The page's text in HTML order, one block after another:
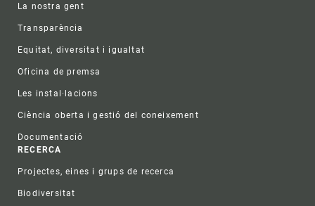
La nostra gent
Transparència
Equitat, diversitat i igualtat
Oficina de premsa
Les instal·lacions
Ciència oberta i gestió del coneixement
Documentació
RECERCA
Projectes, eines i grups de recerca
Biodiversitat